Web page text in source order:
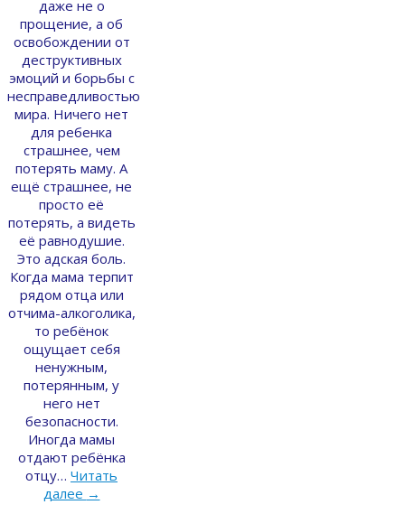
даже не о
прощение, а об
освобождении от
деструктивных
эмоций и борьбы с
несправедливостью
мира. Ничего нет
для ребенка
страшнее, чем
потерять маму. А
ещё страшнее, не
просто её
потерять, а видеть
её равнодушие.
Это адская боль.
Когда мама терпит
рядом отца или
отчима-алкоголика,
то ребёнок
ощущает себя
ненужным,
потерянным, у
него нет
безопасности.
Иногда мамы
отдают ребёнка
отцу… Читать
далее →